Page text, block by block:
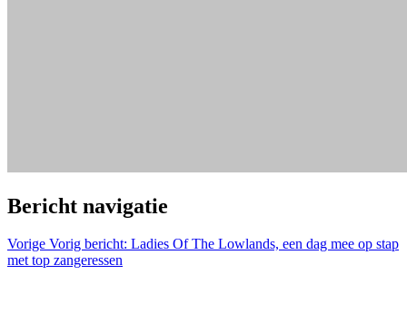
Bericht navigatie
Vorige Vorig bericht: Ladies Of The Lowlands, een dag mee op stap
met top zangeressen